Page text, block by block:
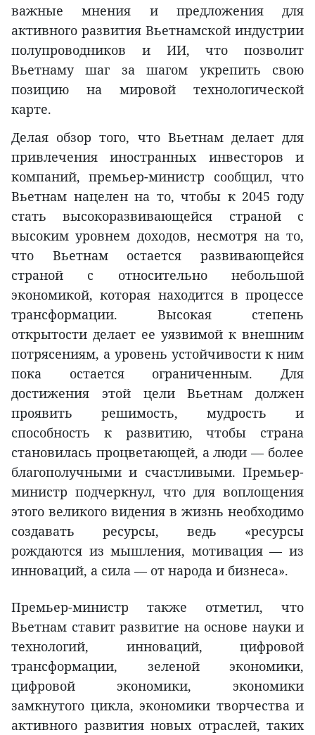
важные мнения и предложения для
активного развития Вьетнамской индустрии
полупроводников и ИИ, что позволит
Вьетнаму шаг за шагом укрепить свою
позицию на мировой технологической
карте.
Делая обзор того, что Вьетнам делает для
привлечения иностранных инвесторов и
компаний, премьер-министр сообщил, что
Вьетнам нацелен на то, чтобы к 2045 году
стать высокоразвивающейся страной с
высоким уровнем доходов, несмотря на то,
что Вьетнам остается развивающейся
страной с относительно небольшой
экономикой, которая находится в процессе
трансформации. Высокая степень
открытости делает ее уязвимой к внешним
потрясениям, а уровень устойчивости к ним
пока остается ограниченным. Для
достижения этой цели Вьетнам должен
проявить решимость, мудрость и
способность к развитию, чтобы страна
становилась процветающей, а люди — более
благополучными и счастливыми. Премьер-
министр подчеркнул, что для воплощения
этого великого видения в жизнь необходимо
создавать ресурсы, ведь «ресурсы
рождаются из мышления, мотивация — из
инноваций, а сила — от народа и бизнеса».
Премьер-министр также отметил, что
Вьетнам ставит развитие на основе науки и
технологий, инноваций, цифровой
трансформации, зеленой экономики,
цифровой экономики, экономики
замкнутого цикла, экономики творчества и
активного развития новых отраслей, таких